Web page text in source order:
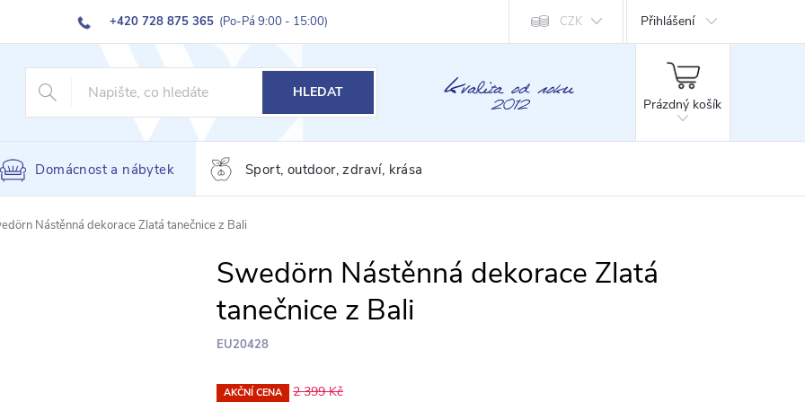
+420 728 875 365 (Po-Pá 9:00 - 15:00) CZK Přihlášení
HLEDAT
NÁKUPNÍ
Prázdný košík
Domácnost a nábytek Sport, outdoor, zdraví, krása
Nástěnná dekorace Zlatá tanečnice z Bali
Swedörn Nástěnná dekorace Zlatá
tanečnice z Bali
EU20428
AKČNÍ CENA 2 399 Kč